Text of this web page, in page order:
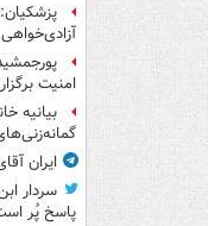
امنیت
بیانیه
ایران
سردار
پاسخ پُر